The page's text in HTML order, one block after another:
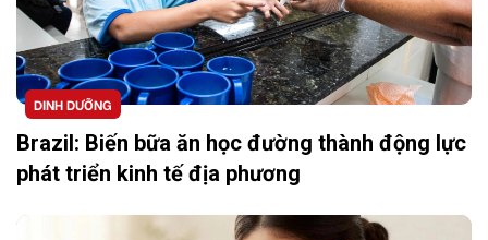
DINH DƯỠNG
Brazil: Biến bữa ăn học đường thành động lực
phát triển kinh tế địa phương